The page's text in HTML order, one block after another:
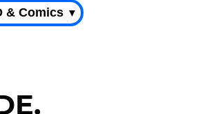
& Comics ▼